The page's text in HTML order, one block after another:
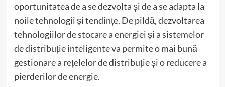
oportunitatea de a se dezvolta și de a se adapta la
noile tehnologii și tendințe. De pildă, dezvoltarea
tehnologiilor de stocare a energiei și a sistemelor
de distribuție inteligente va permite o mai bună
gestionare a rețelelor de distribuție și o reducere a
pierderilor de energie.